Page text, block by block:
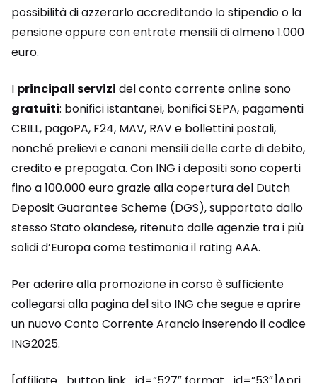
possibilità di azzerarlo accreditando lo stipendio o la
pensione oppure con entrate mensili di almeno 1.000
euro.
I principali servizi del conto corrente online sono
gratuiti: bonifici istantanei, bonifici SEPA, pagamenti
CBILL, pagoPA, F24, MAV, RAV e bollettini postali,
nonché prelievi e canoni mensili delle carte di debito,
credito e prepagata. Con ING i depositi sono coperti
fino a 100.000 euro grazie alla copertura del Dutch
Deposit Guarantee Scheme (DGS), supportato dallo
stesso Stato olandese, ritenuto dalle agenzie tra i più
solidi d’Europa come testimonia il rating AAA.
Per aderire alla promozione in corso è sufficiente
collegarsi alla pagina del sito ING che segue e aprire
un nuovo Conto Corrente Arancio inserendo il codice
ING2025.